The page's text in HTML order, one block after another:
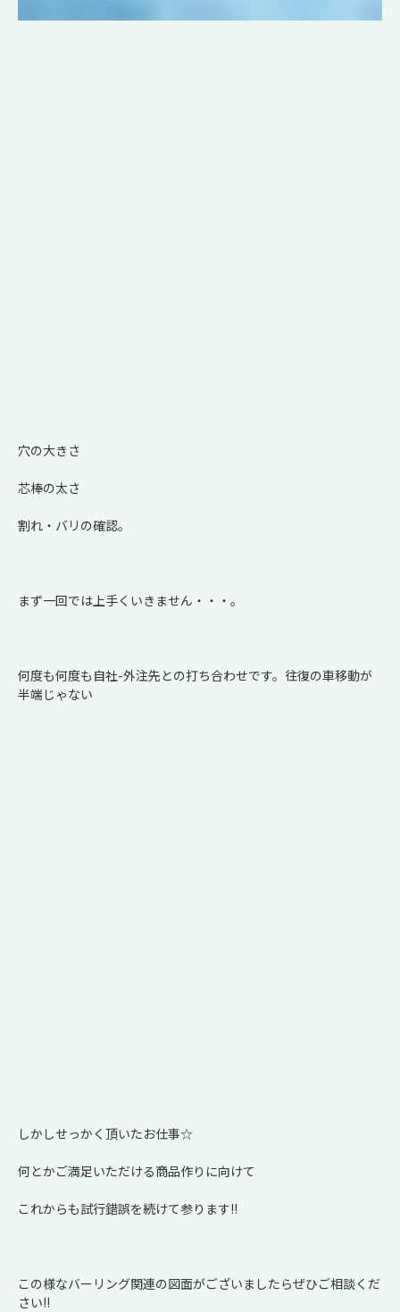
穴の大きさ
芯棒の太さ
割れ・バリの確認。
まず一回では上手くいきません・・・。
何度も何度も自社-外注先との打ち合わせです。往復の車移動が
半端じゃない
しかしせっかく頂いたお仕事☆
何とかご満足いただける商品作りに向けて
これからも試行錯誤を続けて参ります!!
この様なバーリング関連の図面がございましたらぜひご相談くだ
さい!!